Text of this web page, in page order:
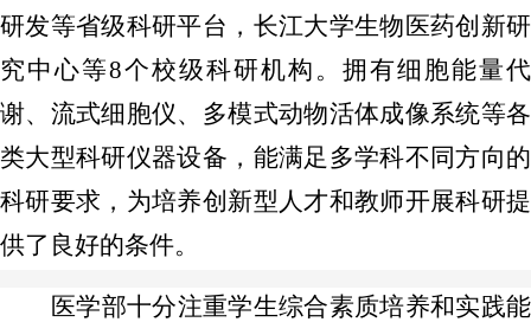
研发等省级科研平台，长江大学生物医药创新研
究中心等8个校级科研机构。拥有细胞能量代
谢、流式细胞仪、多模式动物活体成像系统等各
类大型科研仪器设备，能满足多学科不同方向的
科研要求，为培养创新型人才和教师开展科研提
供了良好的条件。
医学部十分注重学生综合素质培养和实践能